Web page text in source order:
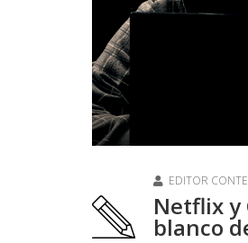
EDITOR
Netflix y
blanco